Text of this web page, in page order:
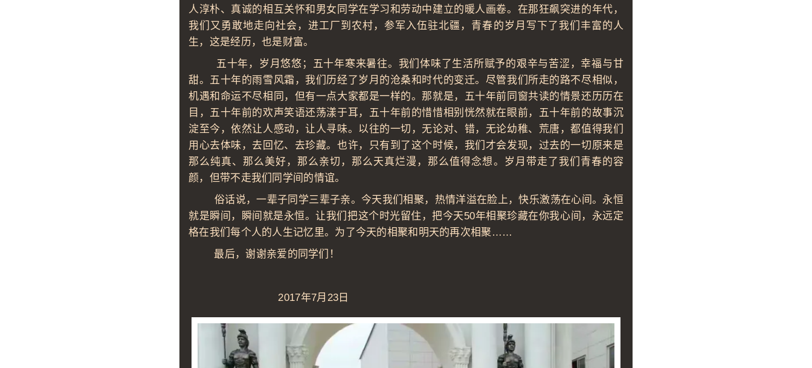
人淳朴、真诚的相互关怀和男女同学在学习和劳动中建立的暖人画卷。在那狂飙突进的年代，
我们又勇敢地走向社会，进工厂到农村，参军入伍驻北疆，青春的岁月写下了我们丰富的人
生，这是经历，也是财富。
五十年，岁月悠悠；五十年寒来暑往。我们体味了生活所赋予的艰辛与苦涩，幸福与甘
甜。五十年的雨雪风霜，我们历经了岁月的沧桑和时代的变迁。尽管我们所走的路不尽相似，
机遇和命运不尽相同，但有一点大家都是一样的。那就是，五十年前同窗共读的情景还历历在
目，五十年前的欢声笑语还荡漾于耳，五十年前的惜惜相别恍然就在眼前，五十年前的故事沉
淀至今，依然让人感动，让人寻味。以往的一切，无论对、错，无论幼稚、荒唐，都值得我们
用心去体味，去回忆、去珍藏。也许，只有到了这个时候，我们才会发现，过去的一切原来是
那么纯真、那么美好，那么亲切，那么天真烂漫，那么值得念想。岁月带走了我们青春的容
颜，但带不走我们同学间的情谊。
俗话说，一辈子同学三辈子亲。今天我们相聚，热情洋溢在脸上，快乐激荡在心间。永恒
就是瞬间，瞬间就是永恒。让我们把这个时光留住，把今天50年相聚珍藏在你我心间，永远定
格在我们每个人的人生记忆里。为了今天的相聚和明天的再次相聚……
最后，谢谢亲爱的同学们！
2017年7月23日